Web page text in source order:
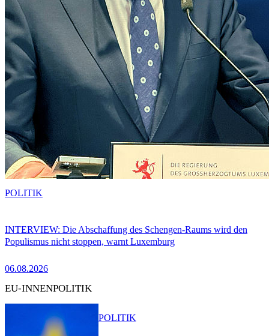
INTERVIEW: Die Abschaffung des Schengen-Raums wird den
Populismus nicht stoppen, warnt Luxemburg
06.08.2026
POLITIK
EU-INNENPOLITIK
POLITIK